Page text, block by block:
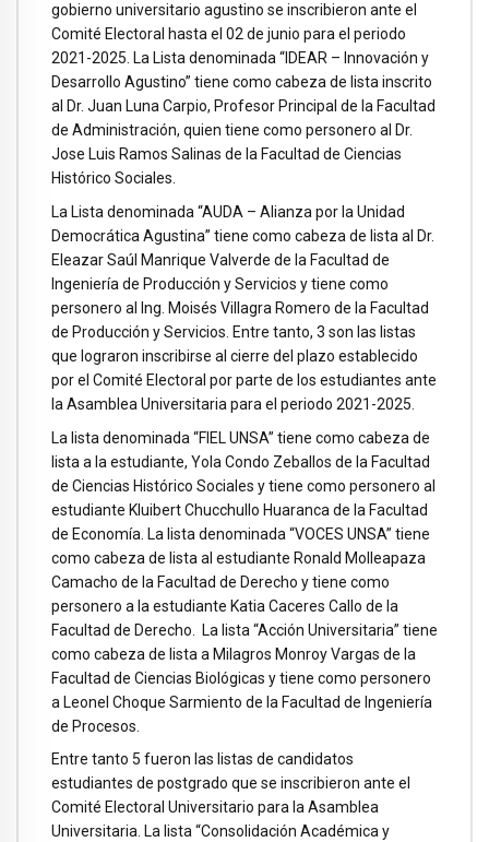
gobierno universitario agustino se inscribieron ante el
Comité Electoral hasta el 02 de junio para el periodo
2021-2025. La Lista denominada “IDEAR – Innovación y
Desarrollo Agustino” tiene como cabeza de lista inscrito
al Dr. Juan Luna Carpio, Profesor Principal de la Facultad
de Administración, quien tiene como personero al Dr.
Jose Luis Ramos Salinas de la Facultad de Ciencias
Histórico Sociales.
La Lista denominada “AUDA – Alianza por la Unidad
Democrática Agustina” tiene como cabeza de lista al Dr.
Eleazar Saúl Manrique Valverde de la Facultad de
Ingeniería de Producción y Servicios y tiene como
personero al Ing. Moisés Villagra Romero de la Facultad
de Producción y Servicios. Entre tanto, 3 son las listas
que lograron inscribirse al cierre del plazo establecido
por el Comité Electoral por parte de los estudiantes ante
la Asamblea Universitaria para el periodo 2021-2025.
La lista denominada “FIEL UNSA” tiene como cabeza de
lista a la estudiante, Yola Condo Zeballos de la Facultad
de Ciencias Histórico Sociales y tiene como personero al
estudiante Kluibert Chucchullo Huaranca de la Facultad
de Economía. La lista denominada “VOCES UNSA” tiene
como cabeza de lista al estudiante Ronald Molleapaza
Camacho de la Facultad de Derecho y tiene como
personero a la estudiante Katia Caceres Callo de la
Facultad de Derecho. La lista “Acción Universitaria” tiene
como cabeza de lista a Milagros Monroy Vargas de la
Facultad de Ciencias Biológicas y tiene como personero
a Leonel Choque Sarmiento de la Facultad de Ingeniería
de Procesos.
Entre tanto 5 fueron las listas de candidatos
estudiantes de postgrado que se inscribieron ante el
Comité Electoral Universitario para la Asamblea
Universitaria. La lista “Consolidación Académica y